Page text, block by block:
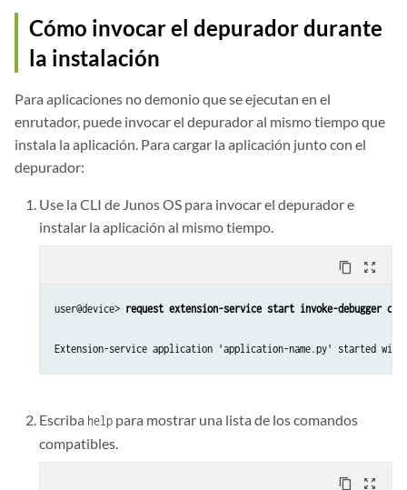
Cómo invocar el depurador durante
la instalación
Para aplicaciones no demonio que se ejecutan en el
enrutador, puede invocar el depurador al mismo tiempo que
instala la aplicación. Para cargar la aplicación junto con el
depurador:
Use la CLI de Junos OS para invocar el depurador e
instalar la aplicación al mismo tiempo.
content_copy zoom_out_map
user@device> request extension-service start invoke-debugger
Escriba help para mostrar una lista de los comandos
compatibles.
content_copy zoom_out_map